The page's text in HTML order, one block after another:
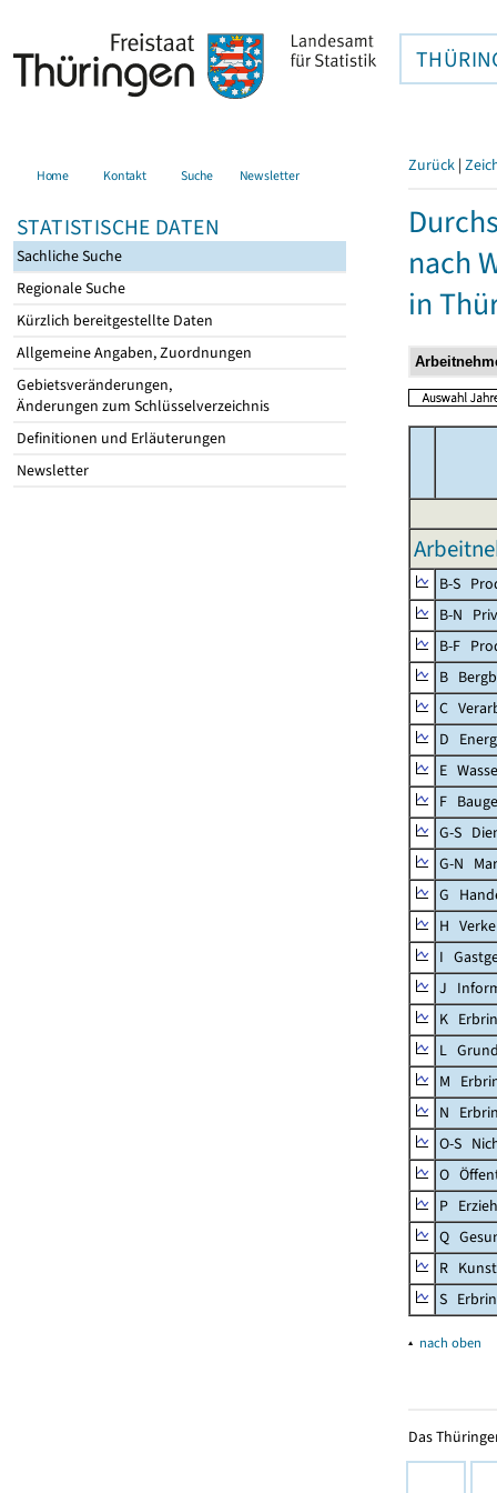
Home Kontakt Suche Newsletter
STATISTISCHE DATEN
Sachliche Suche
Regionale Suche
Kürzlich bereitgestellte Daten
Allgemeine Angaben, Zuordnungen
Gebietsveränderungen,
Änderungen zum Schlüsselverzeichnis
Definitionen und Erläuterungen
Newsletter
Zurück |
nach
in
B-S
B-N
B-F
B
C
D
E
F
G-S
G-N
G
H
I
J
K
L
M
N
O-S
O
P
Q
R
S
▴ nach oben
Das